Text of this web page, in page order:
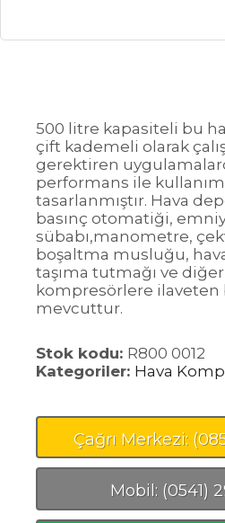
500 litre kapasiteli bu
çift kademeli olarak
gerektiren
performans ile kullanım
tasarlanmıştır. Hava
basınç otomatiği,
sübabı,manometre,
boşaltma musluğu, hava
taşıma tutmağı ve
kompresörlere ilaveten
mevcuttur.
Stok kodu: R800 0012
Kategoriler: Hava
Çağrı Merkezi:
Mobil: (0541)